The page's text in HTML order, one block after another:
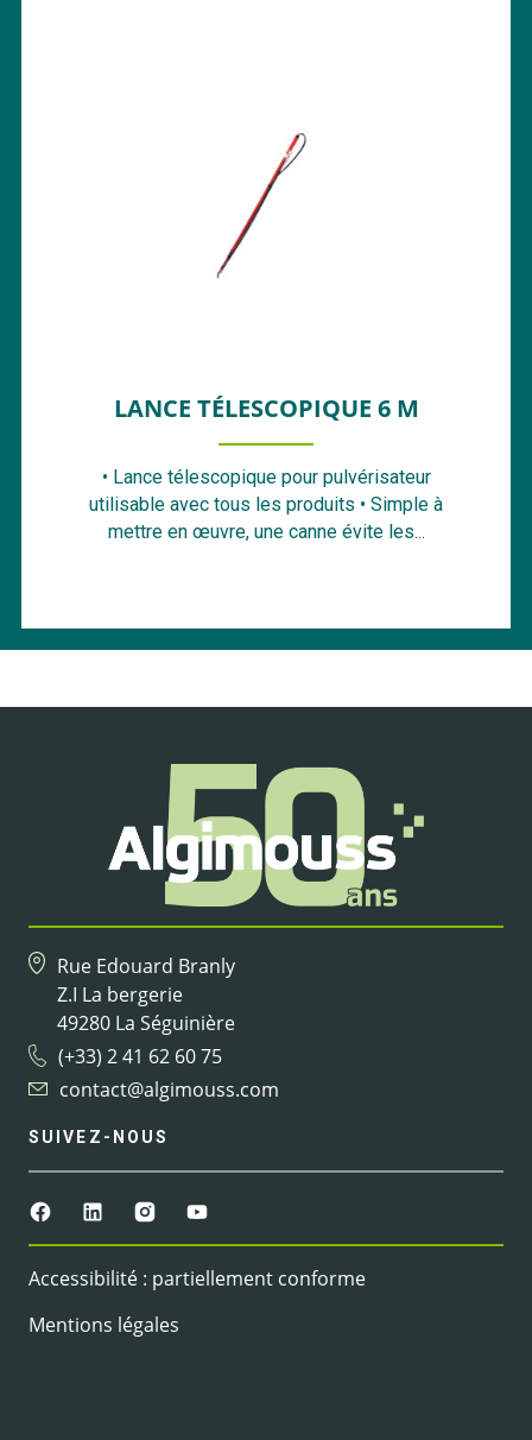
LANCE TÉLESCOPIQUE 6 M
• Lance télescopique pour pulvérisateur
utilisable avec tous les produits • Simple à
mettre en œuvre, une canne évite les...
Rue Edouard Branly
Z.I La bergerie
49280 La Séguinière
(+33) 2 41 62 60 75
contact@algimouss.com
SUIVEZ-NOUS
Accessibilité : partiellement conforme
Mentions légales